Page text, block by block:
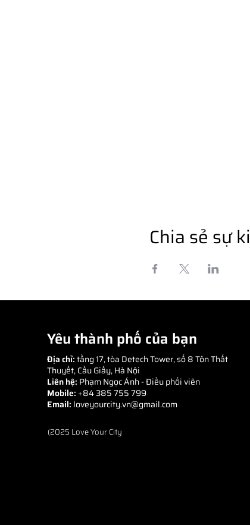
Chia sẻ sự
Yêu thành phố của bạn
Địa chỉ:tầng 17, tòa Detech Tower, số 8 Tôn Thất
Thuyết, Cầu Giấy, Hà Nội
Liên hệ: Phạm Ngọc Ánh- Điều phối viên
Mobile: +84 385 755 799
Email: loveyourcity.vn@gmail.com
(2025 Love Your City